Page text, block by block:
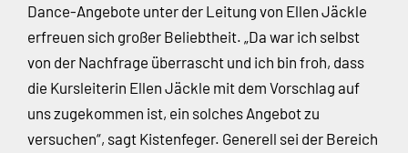
Dance-Angebote unter der Leitung von Ellen Jäckle
erfreuen sich großer Beliebtheit. „Da war ich selbst
von der Nachfrage überrascht und ich bin froh, dass
die Kursleiterin Ellen Jäckle mit dem Vorschlag auf
uns zugekommen ist, ein solches Angebot zu
versuchen“, sagt Kistenfeger. Generell sei der Bereich